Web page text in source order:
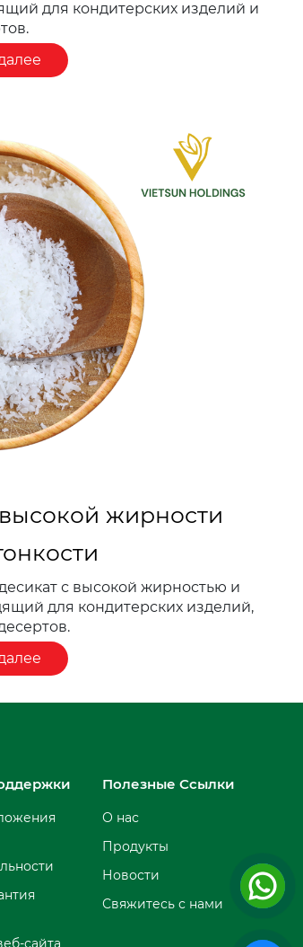
для кондитерских изделий и
жирности
с высокой жирностью и
для кондитерских изделий,
сайта
Полезные Ссылки
О нас
Продукты
Новости
Свяжитесь с нами